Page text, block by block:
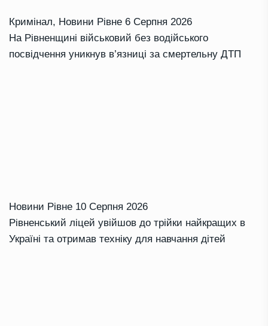
Кримінал, Новини Рівне 6 Серпня 2026
На Рівненщині військовий без водійського
посвідчення уникнув в’язниці за смертельну ДТП
Новини Рівне 10 Серпня 2026
Рівненський ліцей увійшов до трійки найкращих в
Україні та отримав техніку для навчання дітей